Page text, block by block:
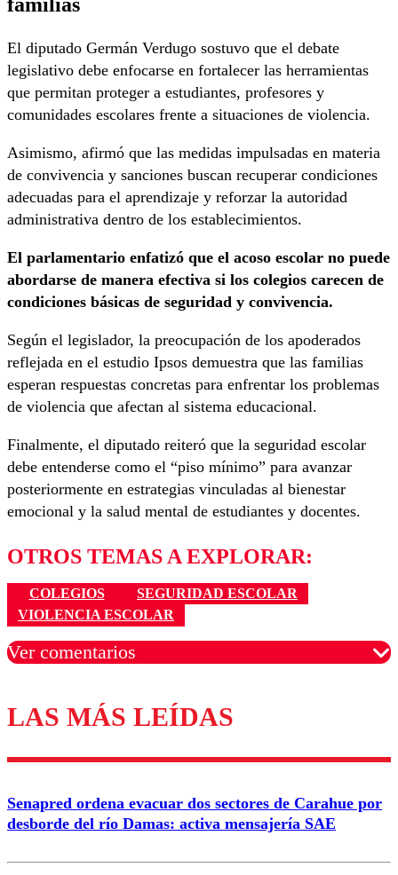
El diputado Germán Verdugo sostuvo que el debate
legislativo debe enfocarse en fortalecer las herramientas
que permitan proteger a estudiantes, profesores y
comunidades escolares frente a situaciones de violencia.
Asimismo, afirmó que las medidas impulsadas en materia
de convivencia y sanciones buscan recuperar condiciones
adecuadas para el aprendizaje y reforzar la autoridad
administrativa dentro de los establecimientos.
El parlamentario enfatizó que el acoso escolar no puede
abordarse de manera efectiva si los colegios carecen de
condiciones básicas de seguridad y convivencia.
Según el legislador, la preocupación de los apoderados
reflejada en el estudio Ipsos demuestra que las familias
esperan respuestas concretas para enfrentar los problemas
de violencia que afectan al sistema educacional.
Finalmente, el diputado reiteró que la seguridad escolar
debe entenderse como el “piso mínimo” para avanzar
posteriormente en estrategias vinculadas al bienestar
emocional y la salud mental de estudiantes y docentes.
OTROS TEMAS A EXPLORAR:
COLEGIOS
SEGURIDAD ESCOLAR
VIOLENCIA ESCOLAR
Ver comentarios
Los comentarios son moderados para garantizar un
diálogo respetuoso.
Nombre
Correo
LAS MÁS LEÍDAS
Senapred ordena evacuar dos sectores de Carahue por
desborde del río Damas: activa mensajería SAE